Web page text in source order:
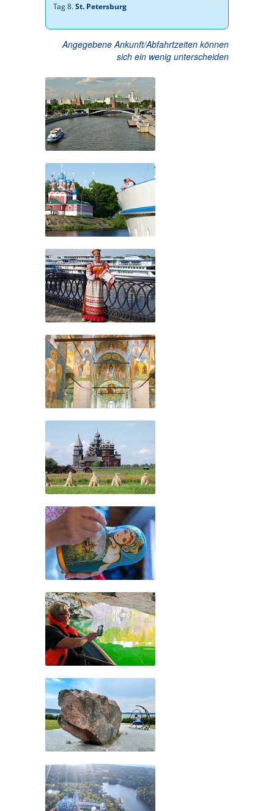
Tag 8.St. Petersburg
Angegebene Ankunft/Abfahrtzeiten können
sich ein wenig unterscheiden